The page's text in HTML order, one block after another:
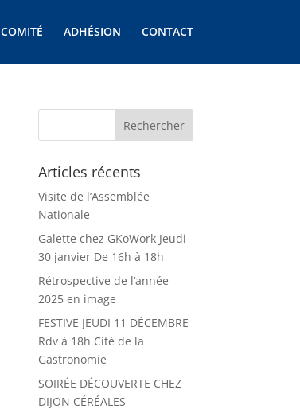
COMITÉ ADHÉSION CONTACT
Articles récents
Visite de l’Assemblée
Nationale
Galette chez GKoWork Jeudi
30 janvier De 16h à 18h
Rétrospective de l’année
2025 en image
FESTIVE JEUDI 11 DÉCEMBRE
Rdv à 18h Cité de la
Gastronomie
SOIRÉE DÉCOUVERTE CHEZ
DIJON CÉRÉALES